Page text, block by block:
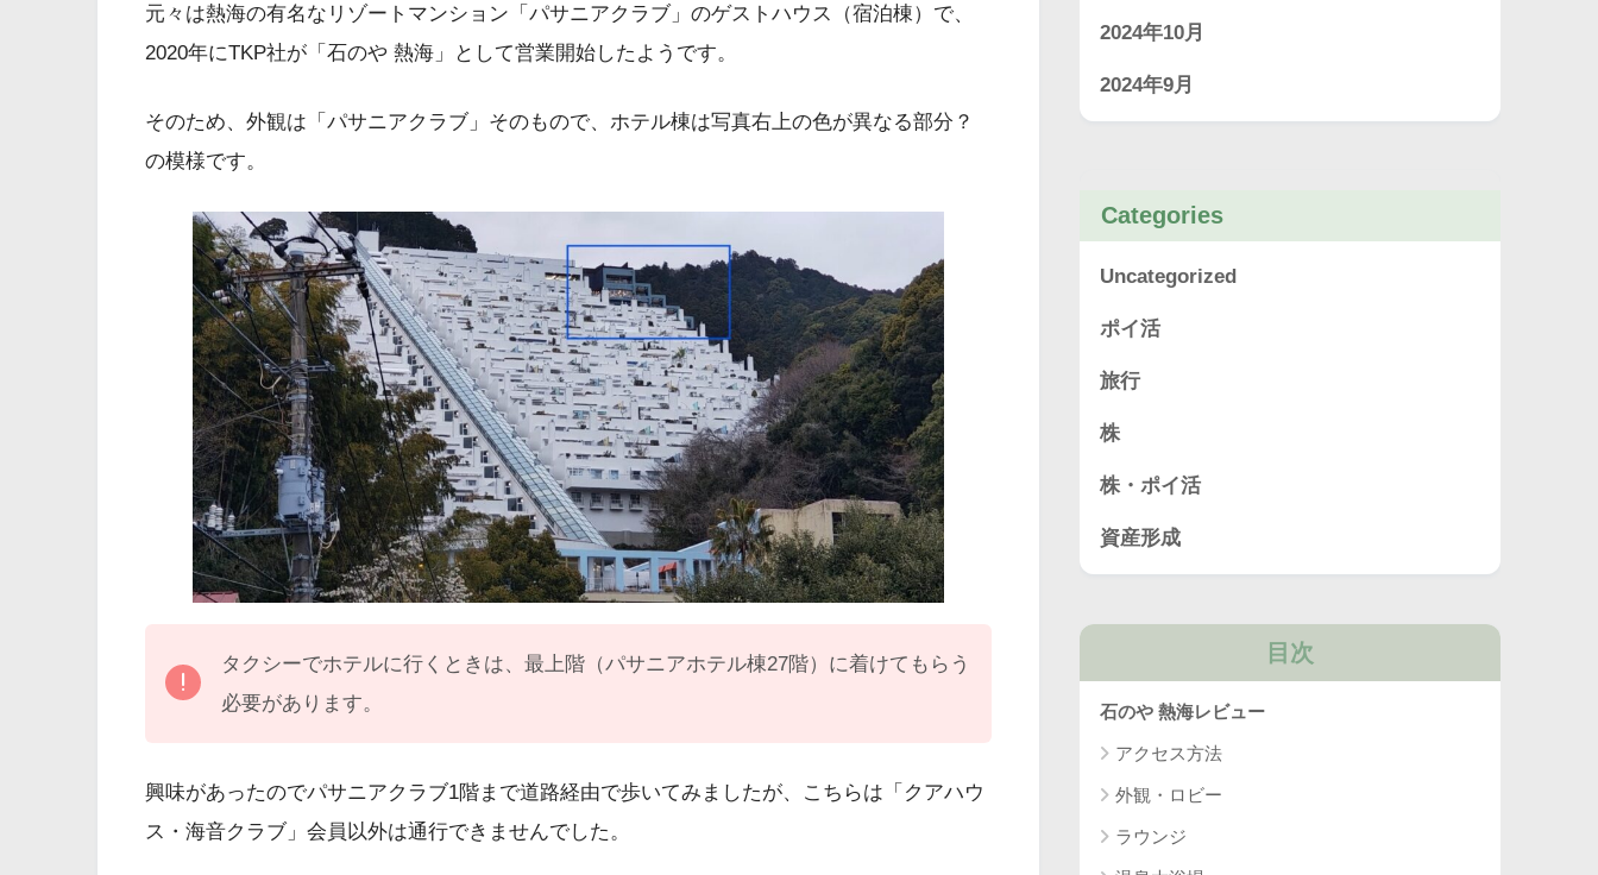
元々は熱海の有名なリゾートマンション「パサニアクラブ」のゲストハウス（宿泊棟）で、
2020年にTKP社が「石のや 熱海」として営業開始したようです。
そのため、外観は「パサニアクラブ」そのもので、ホテル棟は写真右上の色が異なる部分？
の模様です。
タクシーでホテルに行くときは、最上階（パサニアホテル棟27階）に着けてもらう
必要があります。
興味があったのでパサニアクラブ1階まで道路経由で歩いてみましたが、こちらは「クアハウ
ス・海音クラブ」会員以外は通行できませんでした。
2024年10月
2024年9月
Categories
Uncategorized
ポイ活
旅行
株
株・ポイ活
資産形成
目次
石のや 熱海レビュー
アクセス方法
外観・ロビー
ラウンジ